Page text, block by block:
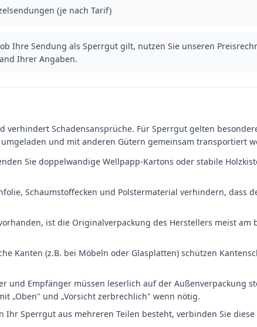
(je nach Tarif)
Ihre Sendung als Sperrgut gilt, nutzen Sie unseren
Ihrer Angaben.
verhindert Schadensansprüche. Für Sperrgut gelten
und mit anderen Gütern gemeinsam transportiert
Sie doppelwandige Wellpapp-Kartons oder stabile
Schaumstoffecken und Polstermaterial verhindern, dass
ist die Originalverpackung des Herstellers meist am
Kanten (z.B. bei Möbeln oder Glasplatten) schützen
und Empfänger müssen leserlich auf der Außenverpackung
„Oben" und „Vorsicht zerbrechlich" wenn nötig.
Ihr Sperrgut aus mehreren Teilen besteht, verbinden Sie